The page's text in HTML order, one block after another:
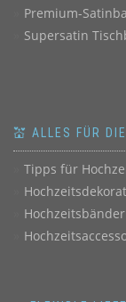
Premium-
Supersatin
💒 ALLES FÜR
Tipps für
Hochzeitsbänder